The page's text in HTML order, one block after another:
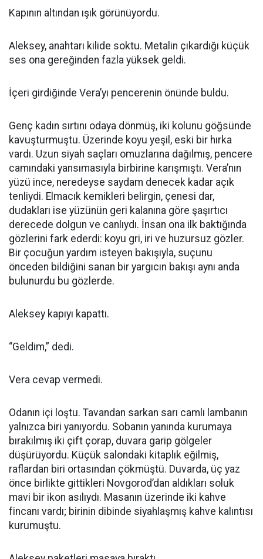
Kapının altından ışık görünüyordu.
Aleksey, anahtarı kilide soktu. Metalin çıkardığı küçük
ses ona gereğinden fazla yüksek geldi.
İçeri girdiğinde Vera’yı pencerenin önünde buldu.
Genç kadın sırtını odaya dönmüş, iki kolunu göğsünde
kavuşturmuştu. Üzerinde koyu yeşil, eski bir hırka
vardı. Uzun siyah saçları omuzlarına dağılmış, pencere
camındaki yansımasıyla birbirine karışmıştı. Vera’nın
yüzü ince, neredeyse saydam denecek kadar açık
tenliydi. Elmacık kemikleri belirgin, çenesi dar,
dudakları ise yüzünün geri kalanına göre şaşırtıcı
derecede dolgun ve canlıydı. İnsan ona ilk baktığında
gözlerini fark ederdi: koyu gri, iri ve huzursuz gözler.
Bir çocuğun yardım isteyen bakışıyla, suçunu
önceden bildiğini sanan bir yargıcın bakışı aynı anda
bulunurdu bu gözlerde.
Aleksey kapıyı kapattı.
“Geldim,” dedi.
Vera cevap vermedi.
Odanın içi loştu. Tavandan sarkan sarı camlı lambanın
yalnızca biri yanıyordu. Sobanın yanında kurumaya
bırakılmış iki çift çorap, duvara garip gölgeler
düşürüyordu. Küçük salondaki kitaplık eğilmiş,
raflardan biri ortasından çökmüştü. Duvarda, üç yaz
önce birlikte gittikleri Novgorod’dan aldıkları soluk
mavi bir ikon asılıydı. Masanın üzerinde iki kahve
fincanı vardı; birinin dibinde siyahlaşmış kahve kalıntısı
kurumuştu.